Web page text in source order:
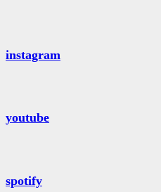
instagram
youtube
spotify